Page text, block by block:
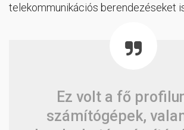
telekommunikációs berendezéseket
Ez volt a fő
számítógépek,